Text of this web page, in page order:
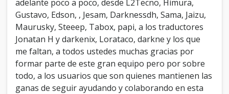
adelante poco a poco, desde L2Tecno, Himura,
Gustavo, Edson, , Jesam, Darknessdh, Sama, Jaizu,
Maurusky, Steeep, Tabox, papi, a los traductores
Jonatan H y darkenix, Lorataco, darkne y los que
me faltan, a todos ustedes muchas gracias por
formar parte de este gran equipo pero por sobre
todo, a los usuarios que son quienes mantienen las
ganas de seguir ayudando y colaborando en esta